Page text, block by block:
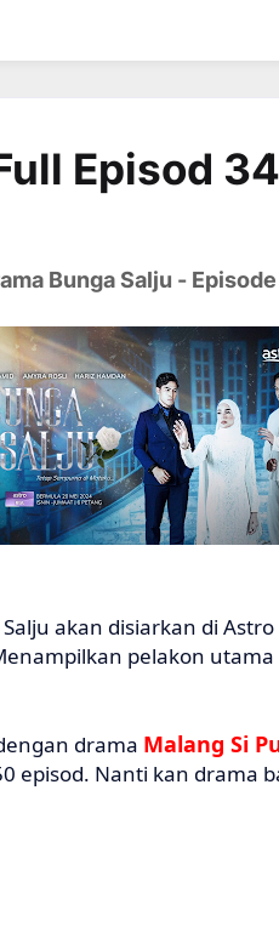
Episod 34
Bunga Salju -
akan disiarkan di
pelakon
drama Malang Si
episod. Nanti kan drama